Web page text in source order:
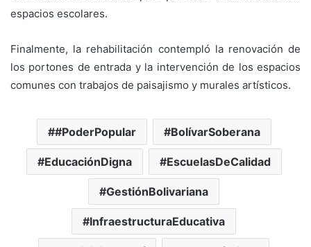
espacios escolares.
Finalmente, la rehabilitación contempló la renovación de
los portones de entrada y la intervención de los espacios
comunes con trabajos de paisajismo y murales artísticos.
#PoderPopular BolívarSoberana
EducaciónDigna EscuelasDeCalidad
GestiónBolivariana
InfraestructuraEducativa